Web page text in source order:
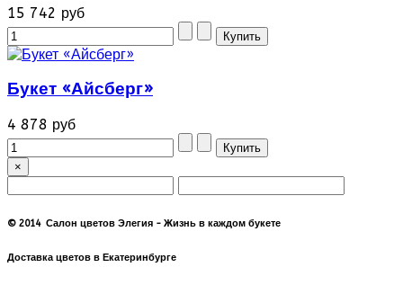
15 742 руб
Букет «Айсберг»
4 878 руб
×
© 2014 Салон цветов Элегия - Жизнь в каждом букете
Доставка цветов в Екатеринбурге